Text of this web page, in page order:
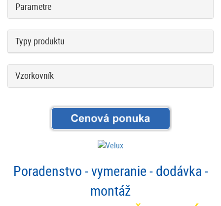
Parametre
Typy produktu
Vzorkovník
Poradenstvo - vymeranie - dodávka -
montáž